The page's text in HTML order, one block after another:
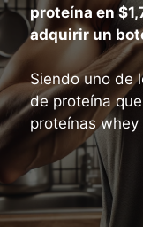
proteína en
adquirir un
Siendo uno de
de proteína
proteínas